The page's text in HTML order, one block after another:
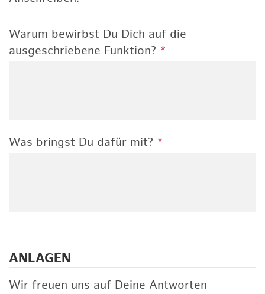
Warum bewirbst Du Dich auf die
ausgeschriebene Funktion? *
Was bringst Du dafür mit? *
ANLAGEN
Wir freuen uns auf Deine Antworten